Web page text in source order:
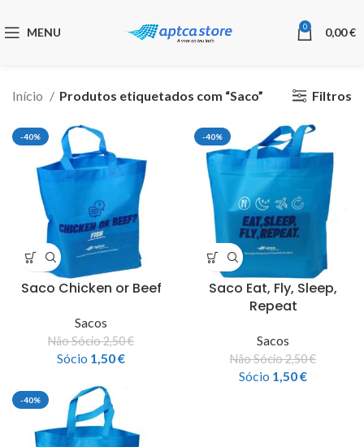
MENU 0 0,00€
Início Produtos etiquetados com “Saco” Filtros
-40%
Saco Chicken or Beef
Sacos
Não Sócio2,50€
Sócio 1,50€
-40%
Saco Eat, Fly, Sleep,
Repeat
Sacos
Não Sócio2,50€
Sócio 1,50€
-40%